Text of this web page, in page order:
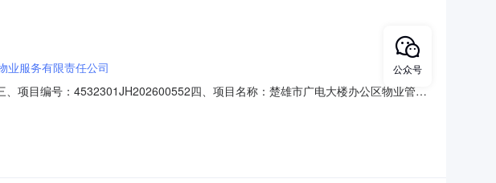
业服务有限责任公司
项目编号：4532301JH202600552四、项目名称：楚雄市广电大楼办公区物业管理
六、合同主要信息主要标的名称：楚雄市广电大楼办公区物
公众号